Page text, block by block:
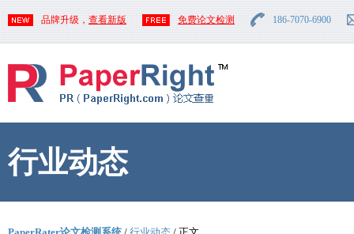
品牌升级， 查看新版 免费论文检测 186-7070-6900
行业动态